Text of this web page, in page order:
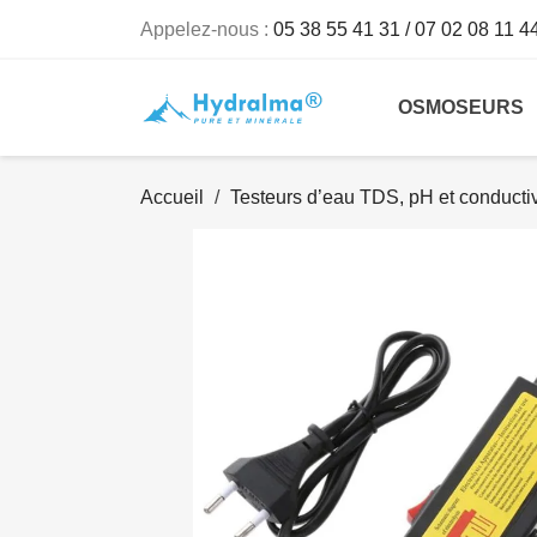
Appelez-nous : 05 38 55 41 31 / 07 02 08 11
OSMOSEURS
Accueil Testeurs d’eau TDS, pH et